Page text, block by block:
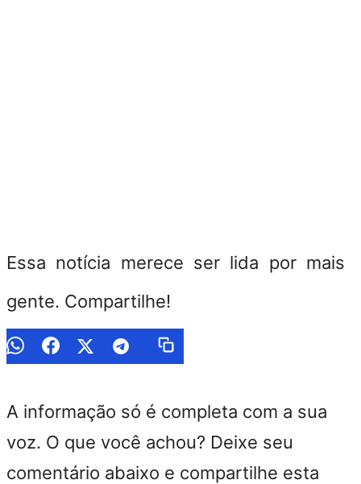
Essa notícia merece ser lida por mais
gente. Compartilhe!
A informação só é completa com a sua
voz. O que você achou? Deixe seu
comentário abaixo e compartilhe esta